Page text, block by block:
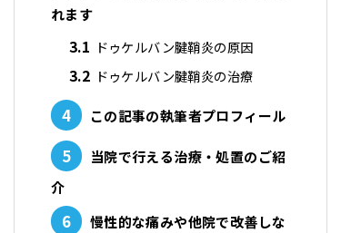
れます
3.1 ドゥケルバン腱鞘炎の原因
3.2 ドゥケルバン腱鞘炎の治療
4 この記事の執筆者プロフィール
5
当院で行える治療・処置のご紹
介
6
慢性的な痛みや他院で改善しな